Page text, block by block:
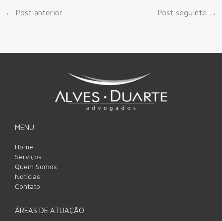
← Post anterior Post seguinte →
MENU
Home
Serviços
Quem Somos
Notícias
Contato
ÁREAS DE ATUAÇÃO